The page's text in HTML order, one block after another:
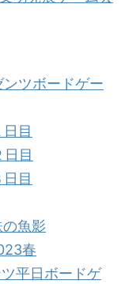
ツボードゲー
目
目
目
魚影
春
平日ボードゲ